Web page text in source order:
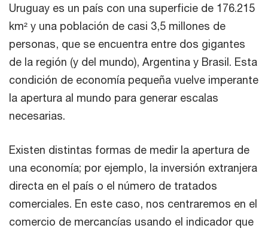
Uruguay es un país con una superficie de 176.215
km² y una población de casi 3,5 millones de
personas, que se encuentra entre dos gigantes
de la región (y del mundo), Argentina y Brasil. Esta
condición de economía pequeña vuelve imperante
la apertura al mundo para generar escalas
necesarias.
Existen distintas formas de medir la apertura de
una economía; por ejemplo, la inversión extranjera
directa en el país o el número de tratados
comerciales. En este caso, nos centraremos en el
comercio de mercancías usando el indicador que